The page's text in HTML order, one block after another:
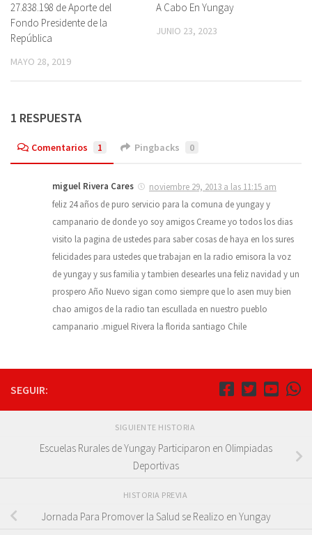
27.838.198 de Aporte del
Fondo Presidente de la
República
MAYO 28, 2019
A Cabo En Yungay
JUNIO 23, 2023
1 RESPUESTA
Comentarios 1 Pingbacks 0
miguel Rivera Cares
noviembre 29, 2013 a las 11:15 am
feliz 24 años de puro servicio para la comuna de yungay y
campanario de donde yo soy amigos Creame yo todos los dias
visito la pagina de ustedes para saber cosas de haya en los sures
felicidades para ustedes que trabajan en la radio emisora la voz
de yungay y sus familia y tambien desearles una feliz navidad y un
prospero Año Nuevo sigan como siempre que lo asen muy bien
chao amigos de la radio tan escullada en nuestro pueblo
campanario .miguel Rivera la florida santiago Chile
SEGUIR:
SIGUIENTE HISTORIA
Escuelas Rurales de Yungay Participaron en Olimpiadas
Deportivas
HISTORIA PREVIA
Jornada Para Promover la Salud se Realizo en Yungay